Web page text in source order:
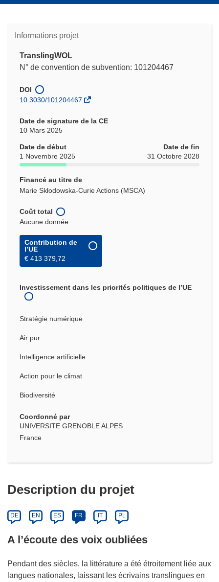
Informations projet
TranslingWOL
N° de convention de subvention: 101204467
DOI
10.3030/101204467
Date de signature de la CE
10 Mars 2025
Date de début
1 Novembre 2025
Date de fin
31 Octobre 2028
Financé au titre de
Marie Skłodowska-Curie Actions (MSCA)
Coût total
Aucune donnée
Contribution de
l’UE
€ 413 379,72
Investissement dans les priorités politiques de l’UE
Stratégie numérique
Air pur
Intelligence artificielle
Action pour le climat
Biodiversité
Coordonné par
UNIVERSITE GRENOBLE ALPES
France
Description du projet
DE EN ES FR IT PL
A l’écoute des voix oubliées
Pendant des siècles, la littérature a été étroitement liée aux
langues nationales, laissant les écrivains translingues en